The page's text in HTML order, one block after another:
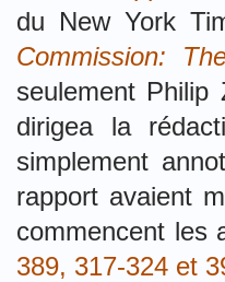
du New York
Commission:
seulement Philip
dirigea la
simplement
rapport avaient
commencent les
389, 317-324 et